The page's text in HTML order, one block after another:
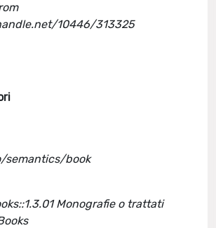
10446/313325
semantics/book
Monografie o trattati